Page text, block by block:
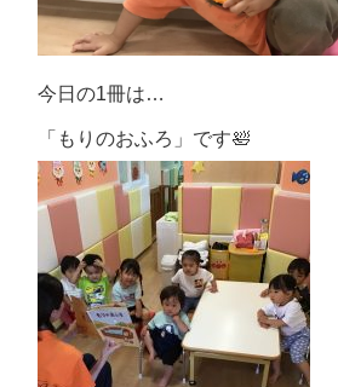
今日の1冊は…
「もりのおふろ」です🛀